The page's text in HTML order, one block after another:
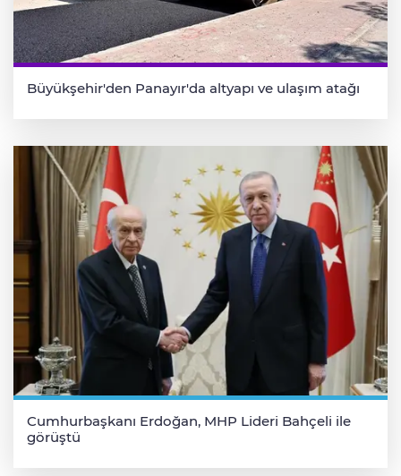
Büyükşehir'den Panayır'da altyapı ve ulaşım atağı
Cumhurbaşkanı Erdoğan, MHP Lideri Bahçeli ile
görüştü